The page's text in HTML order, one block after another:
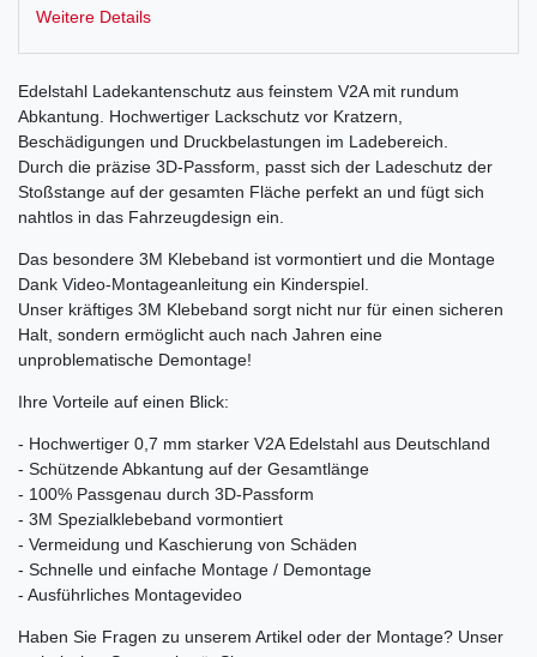
Weitere Details
Edelstahl Ladekantenschutz aus feinstem V2A mit rundum
Abkantung. Hochwertiger Lackschutz vor Kratzern,
Beschädigungen und Druckbelastungen im Ladebereich.
Durch die präzise 3D-Passform, passt sich der Ladeschutz der
Stoßstange auf der gesamten Fläche perfekt an und fügt sich
nahtlos in das Fahrzeugdesign ein.
Das besondere 3M Klebeband ist vormontiert und die Montage
Dank Video-Montageanleitung ein Kinderspiel.
Unser kräftiges 3M Klebeband sorgt nicht nur für einen sicheren
Halt, sondern ermöglicht auch nach Jahren eine
unproblematische Demontage!
Ihre Vorteile auf einen Blick:
- Hochwertiger 0,7 mm starker V2A Edelstahl aus Deutschland
- Schützende Abkantung auf der Gesamtlänge
- 100% Passgenau durch 3D-Passform
- 3M Spezialklebeband vormontiert
- Vermeidung und Kaschierung von Schäden
- Schnelle und einfache Montage / Demontage
- Ausführliches Montagevideo
Haben Sie Fragen zu unserem Artikel oder der Montage? Unser